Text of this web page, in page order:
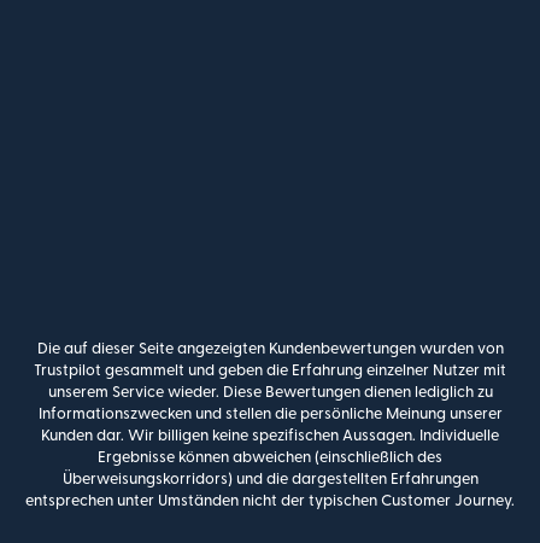
Die auf dieser Seite angezeigten Kundenbewertungen wurden von
Trustpilot gesammelt und geben die Erfahrung einzelner Nutzer mit
unserem Service wieder. Diese Bewertungen dienen lediglich zu
Informationszwecken und stellen die persönliche Meinung unserer
Kunden dar. Wir billigen keine spezifischen Aussagen. Individuelle
Ergebnisse können abweichen (einschließlich des
Überweisungskorridors) und die dargestellten Erfahrungen
entsprechen unter Umständen nicht der typischen Customer Journey.